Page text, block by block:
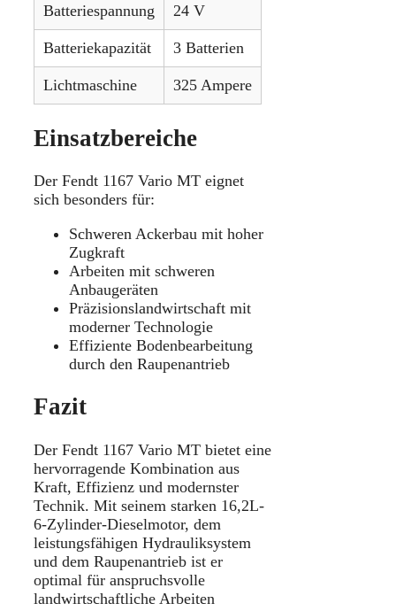
Batteriespannung 24 V
Batteriekapazität 3 Batterien
Lichtmaschine 325 Ampere
Einsatzbereiche
Der Fendt 1167 Vario MT eignet
sich besonders für:
Schweren Ackerbau mit hoher
Zugkraft
Arbeiten mit schweren
Anbaugeräten
Präzisionslandwirtschaft mit
moderner Technologie
Effiziente Bodenbearbeitung
durch den Raupenantrieb
Fazit
Der Fendt 1167 Vario MT bietet eine
hervorragende Kombination aus
Kraft, Effizienz und modernster
Technik. Mit seinem starken 16,2L-
6-Zylinder-Dieselmotor, dem
leistungsfähigen Hydrauliksystem
und dem Raupenantrieb ist er
optimal für anspruchsvolle
landwirtschaftliche Arbeiten